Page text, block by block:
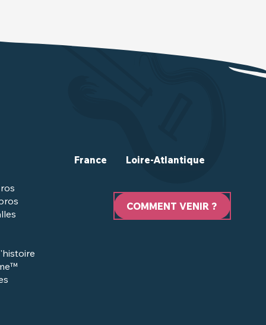
COMMENT VENIR ?
France Loire-Atlantique